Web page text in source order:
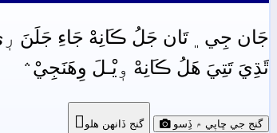
جَان جِي﮼ تَان جَلُ ڪَانِهْ جَاءِ جَلَنَ
ٿَڌِيَ تَتِيَ هَلُ ڪَانِهْ وٖيْـلَ وِهَنَجِيْ﮶
گنج جي ڇاپي ۾ ڏِسو گنج ڏانھن ھلو 